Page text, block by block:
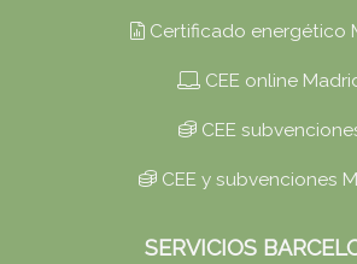
Certificado energético
CEE online
CEE
CEE y subvenciones
SERVICIOS